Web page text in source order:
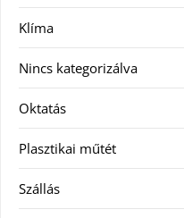
Klíma
Nincs kategorizálva
Oktatás
Plasztikai műtét
Szállás